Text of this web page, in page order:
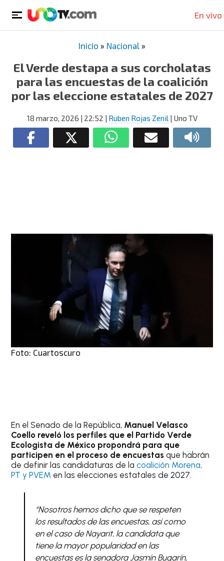
En vivo
Inicio » Nacional »
El Verde destapa a sus corcholatas
para las encuestas de la coalición
por las eleccione estatales de 2027
18 marzo, 2026 | 22:52 | Ruben Rojas Zenil| Uno TV
Foto: Cuartoscuro
En el Senado de la República, Manuel Velasco
Coello reveló los perfiles que el Partido Verde
Ecologista de México propondrá para que
participen en el proceso de encuestas que habrán
de definir las candidaturas de lacoalición Morena,
PT y PVEM en las elecciones estatales de 2027.
“Nosotros hemos dicho que se respeten
los resultados de las encuestas, así como
en el caso de Nayarit, la candidata que
tiene la mayor popularidad en las
encuestas es la senadora Jasmín Bugarín,